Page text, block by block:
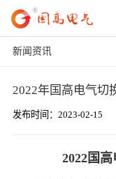
新闻资讯
2022年国高电气切
发布时间：2023-02-15
2022国